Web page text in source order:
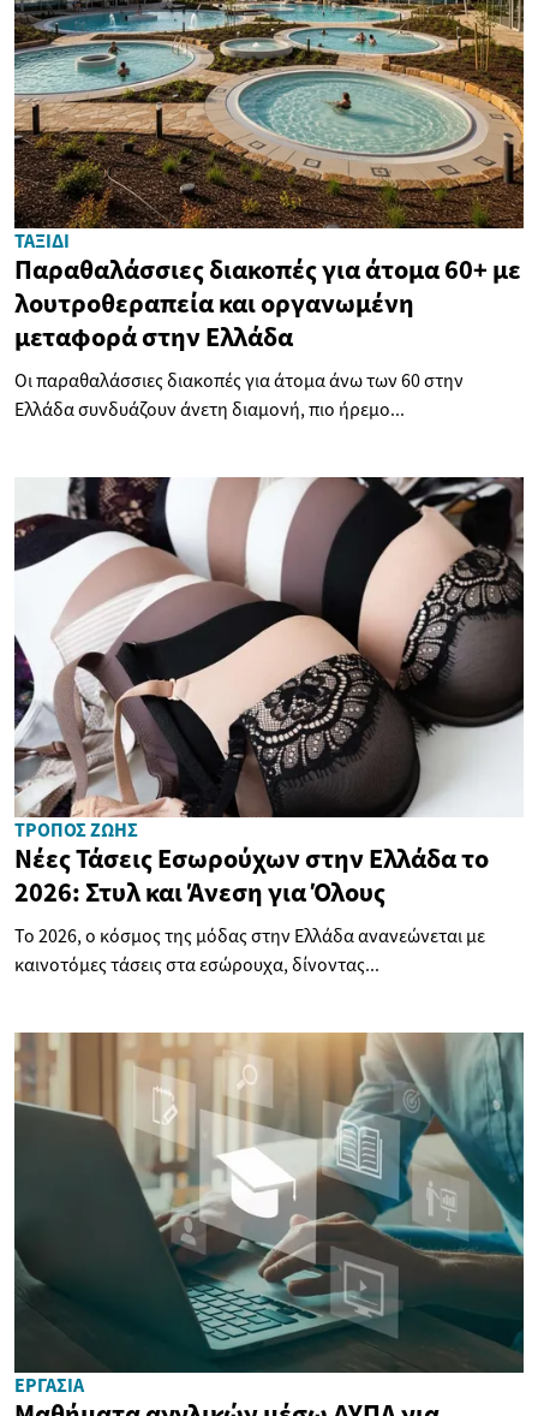
ΤΑΞΊΔΙ
Παραθαλάσσιες διακοπές για άτομα 60+ με
λουτροθεραπεία και οργανωμένη
μεταφορά στην Ελλάδα
Οι παραθαλάσσιες διακοπές για άτομα άνω των 60 στην
Ελλάδα συνδυάζουν άνετη διαμονή, πιο ήρεμο...
ΤΡΌΠΟΣ ΖΩΉΣ
Νέες Τάσεις Εσωρούχων στην Ελλάδα το
2026: Στυλ και Άνεση για Όλους
Το 2026, ο κόσμος της μόδας στην Ελλάδα ανανεώνεται με
καινοτόμες τάσεις στα εσώρουχα, δίνοντας...
ΕΡΓΑΣΊΑ